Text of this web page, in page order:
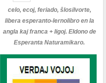
celo, ecoj, feriado, ŝlosilvorte,
libera esperanto-lernolibro en la
angla kaj franca + ligoj. Eldono de
Esperanta Naturamikaro.